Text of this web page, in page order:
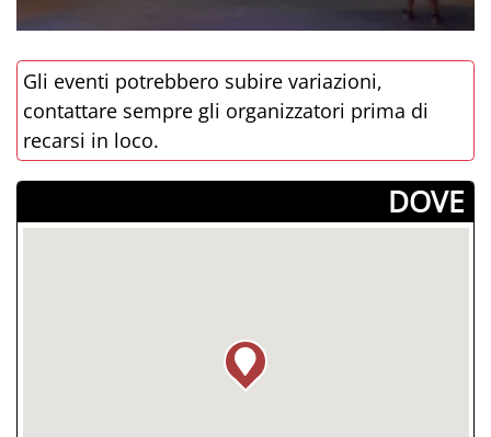
Gli eventi potrebbero subire variazioni,
contattare sempre gli organizzatori prima di
recarsi in loco.
­DOVE